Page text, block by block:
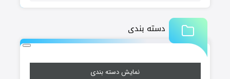
دسته بندی
نمایش دسته بندی